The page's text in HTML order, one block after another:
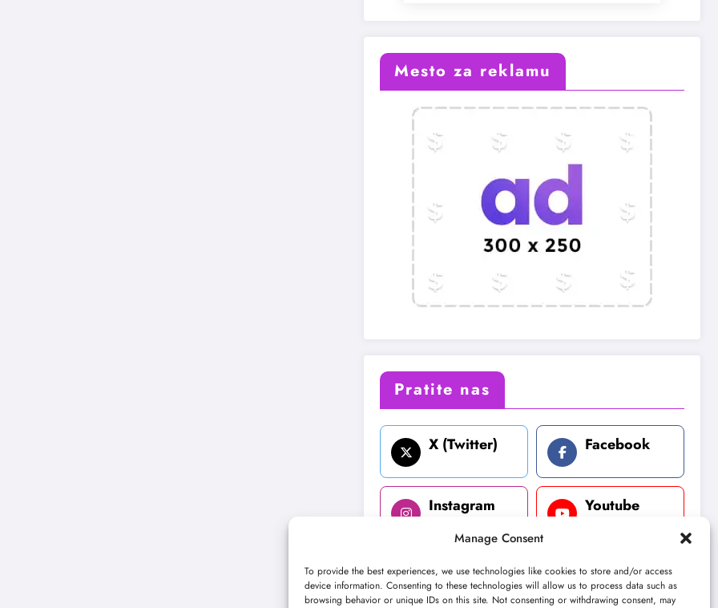
Manage Consent
To provide the best experiences, we use technologies like cookies to store and/or access
device information. Consenting to these technologies will allow us to process data such as
browsing behavior or unique IDs on this site. Not consenting or withdrawing consent, may
Mesto za reklamu
Pratite nas
X (Twitter) Facebook
Instagram Youtube
LinkedIn